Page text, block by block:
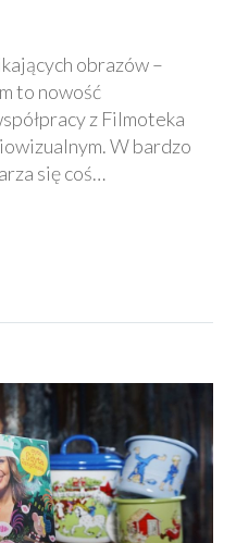
obrazów –
to nowość
z Filmoteka
W bardzo
się coś…